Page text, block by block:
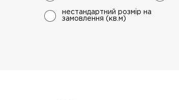
нестандартний розмір на
замовлення (кв.м)